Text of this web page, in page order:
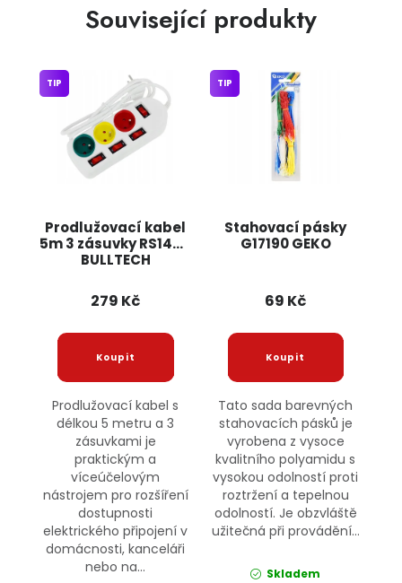
Související produkty
Prodlužovací kabel
5m 3 zásuvky RS1445
BULLTECH
TIP
279 Kč
Prodlužovací kabel s
délkou 5 metru a 3
zásuvkami je
praktickým a
víceúčelovým
nástrojem pro rozšíření
dostupnosti
elektrického připojení v
domácnosti, kanceláři
nebo na...
Stahovací pásky
G17190 GEKO
TIP
69 Kč
Tato sada barevných
stahovacích pásků je
vyrobena z vysoce
kvalitního polyamidu s
vysokou odolností proti
roztržení a tepelnou
odolností. Je obzvláště
užitečná při provádění...
Skladem